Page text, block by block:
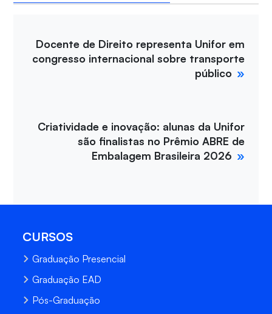
Docente de Direito representa Unifor em
congresso internacional sobre transporte
público
Criatividade e inovação: alunas da Unifor
são finalistas no Prêmio ABRE de
Embalagem Brasileira 2026
CURSOS
Graduação Presencial
Graduação EAD
Pós-Graduação